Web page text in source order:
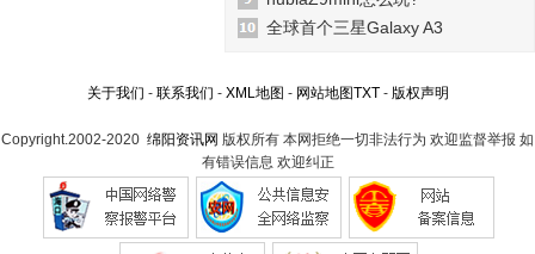
全球首个三星Galaxy A3
关于我们 - 联系我们 - XML地图 - 网站地图TXT- 版权声明
Copyright.2002-2020 绵阳资讯网 版权所有 本网拒绝一切非法行为 欢迎监督举报 如
有错误信息 欢迎纠正